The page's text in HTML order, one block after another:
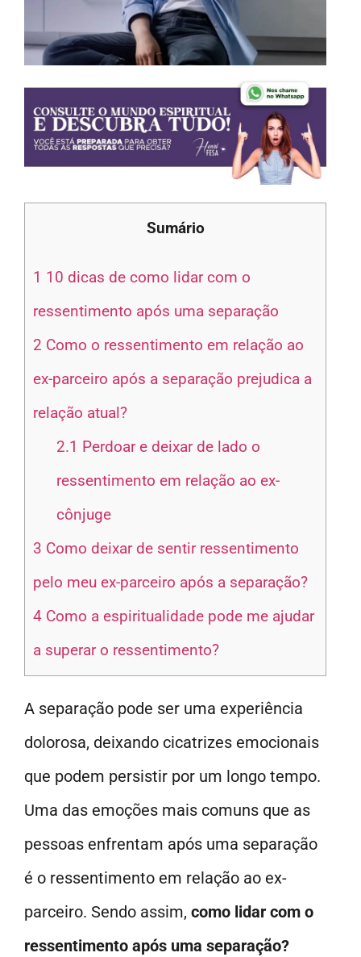
Sumário
1 10 dicas de como lidar com o
ressentimento após uma separação
2 Como o ressentimento em relação ao
ex-parceiro após a separação prejudica a
relação atual?
2.1 Perdoar e deixar de lado o
ressentimento em relação ao ex-
cônjuge
3 Como deixar de sentir ressentimento
pelo meu ex-parceiro após a separação?
4 Como a espiritualidade pode me ajudar
a superar o ressentimento?
A separação pode ser uma experiência
dolorosa, deixando cicatrizes emocionais
que podem persistir por um longo tempo.
Uma das emoções mais comuns que as
pessoas enfrentam após uma separação
é o ressentimento em relação ao ex-
parceiro. Sendo assim, como lidar com o
ressentimento após uma separação?